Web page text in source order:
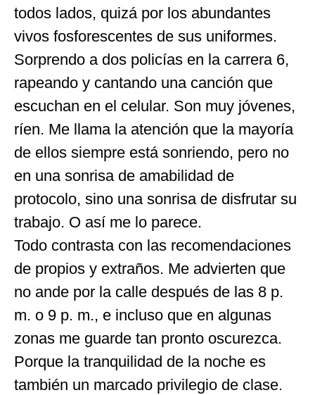
todos lados, quizá por los abundantes
vivos fosforescentes de sus uniformes.
Sorprendo a dos policías en la carrera 6,
rapeando y cantando una canción que
escuchan en el celular. Son muy jóvenes,
ríen. Me llama la atención que la mayoría
de ellos siempre está sonriendo, pero no
en una sonrisa de amabilidad de
protocolo, sino una sonrisa de disfrutar su
trabajo. O así me lo parece.
Todo contrasta con las recomendaciones
de propios y extraños. Me advierten que
no ande por la calle después de las 8 p.
m. o 9 p. m., e incluso que en algunas
zonas me guarde tan pronto oscurezca.
Porque la tranquilidad de la noche es
también un marcado privilegio de clase.